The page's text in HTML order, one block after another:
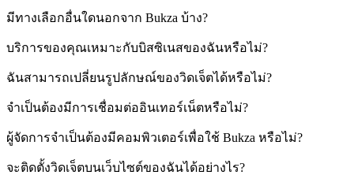
มีทางเลือกอื่นใดนอกจาก Bukza บ้าง?
บริการของคุณเหมาะกับบิสซิเนสของฉันหรือไม่?
ฉันสามารถเปลี่ยนรูปลักษณ์ของวิดเจ็ตได้หรือไม่?
จำเป็นต้องมีการเชื่อมต่ออินเทอร์เน็ตหรือไม่?
ผู้จัดการจำเป็นต้องมีคอมพิวเตอร์เพื่อใช้ Bukza หรือไม่?
จะติดตั้งวิดเจ็ตบนเว็บไซต์ของฉันได้อย่างไร?